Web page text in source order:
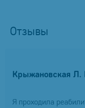
Отзывы
Крыжановская Л.
Я проходила